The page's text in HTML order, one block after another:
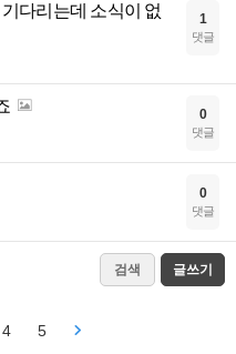
다리는데 소식이 없
1
댓글
0
댓글
0
댓글
검색 글쓰기
4 5